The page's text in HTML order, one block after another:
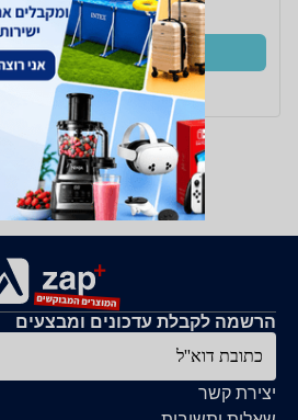
קנו עכשיו
ב- חשמל חכם+
יצירת קשר
הרשמה לקבלת עדכונים ומבצעים
כתובת דוא''ל